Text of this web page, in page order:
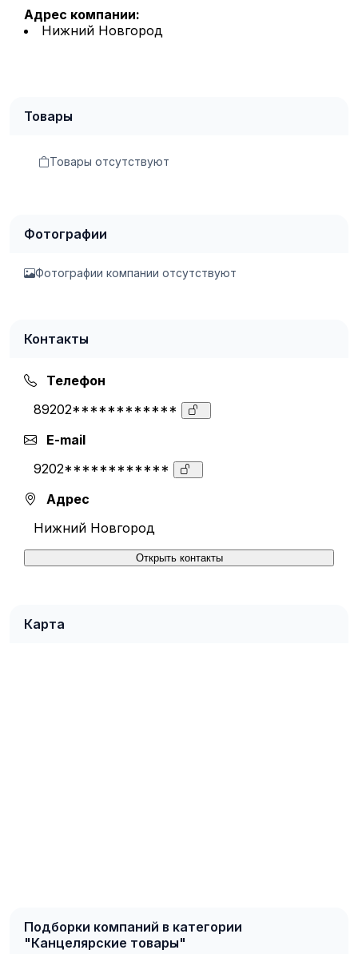
Адрес компании:
Нижний Новгород
Товары
Товары отсутствуют
Фотографии
Фотографии компании отсутствуют
Контакты
Телефон
89202************
E-mail
9202************
Адрес
Нижний Новгород
Открыть контакты
Карта
Подборки компаний в категории
"Канцелярские товары"